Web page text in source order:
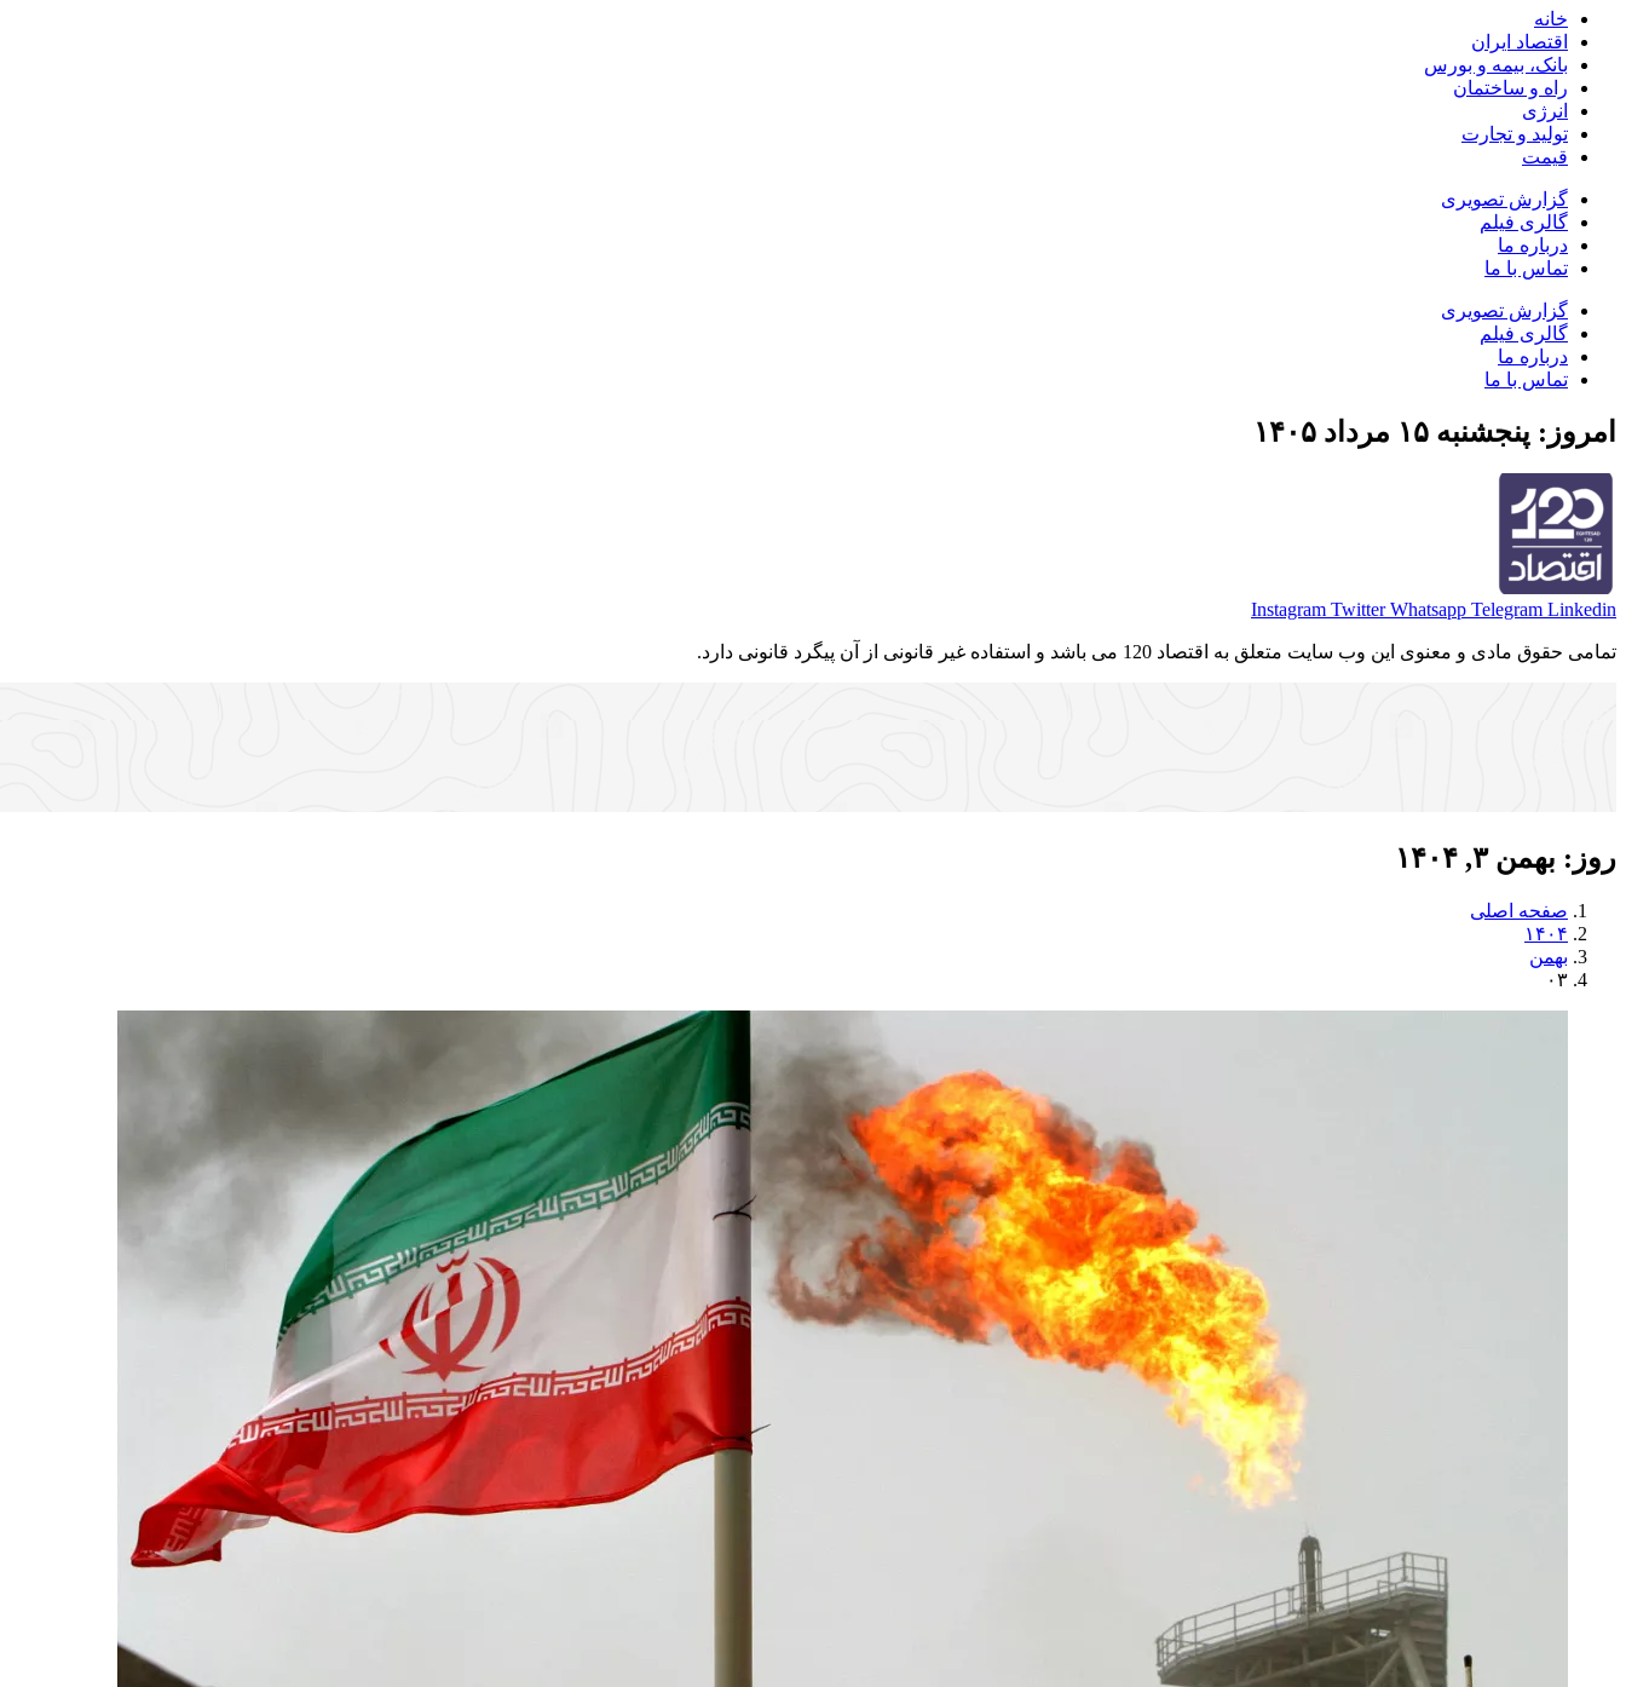
خانه
اقتصاد ایران
بانک، بیمه و بورس
راه و ساختمان
انرژی
تولید و تجارت
قیمت
گزارش تصویری
گالری فیلم
درباره ما
تماس با ما
گزارش تصویری
گالری فیلم
درباره ما
تماس با ما
امروز: پنجشنبه ۱۵ مرداد ۱۴۰۵
Instagram Twitter Whatsapp Telegram Linkedin
تمامی حقوق مادی و معنوی این وب سایت متعلق به اقتصاد 120 می باشد و استفاده غیر قانونی از آن پیگرد قانونی دارد.
روز: بهمن ۳, ۱۴۰۴
صفحه اصلی
۱۴۰۴
بهمن
۰۳